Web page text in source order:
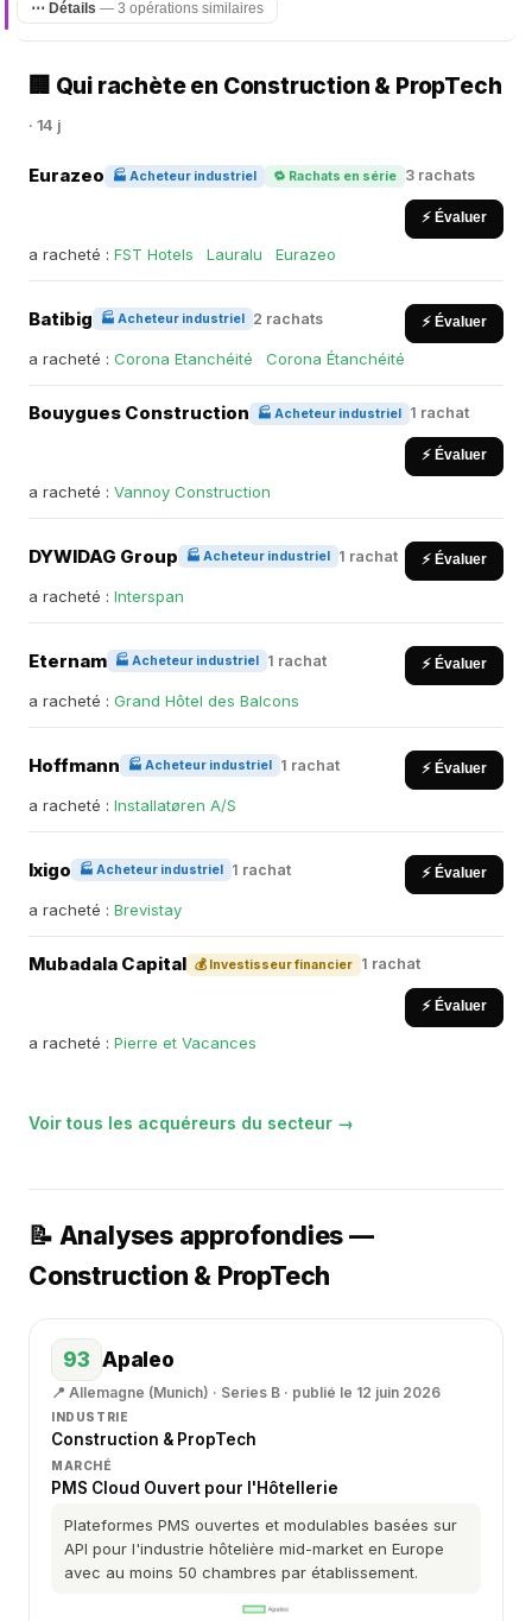
⋯ Détails — 3 opérations similaires
🏢 Qui rachète en Construction & PropTech
· 14 j
Eurazeo 🏭 Acheteur industriel 🔁 Rachats en série 3 rachats
⚡ Évaluer
a racheté : FST Hotels Lauralu Eurazeo
Batibig 🏭 Acheteur industriel 2 rachats ⚡ Évaluer
a racheté : Corona Etanchéité Corona Étanchéité
Bouygues Construction 🏭 Acheteur industriel 1 rachat
⚡ Évaluer
a racheté : Vannoy Construction
DYWIDAG Group 🏭 Acheteur industriel 1 rachat ⚡ Évaluer
a racheté : Interspan
Eternam 🏭 Acheteur industriel 1 rachat ⚡ Évaluer
a racheté : Grand Hôtel des Balcons
Hoffmann 🏭 Acheteur industriel 1 rachat ⚡ Évaluer
a racheté : Installatøren A/S
Ixigo 🏭 Acheteur industriel 1 rachat ⚡ Évaluer
a racheté : Brevistay
Mubadala Capital 💰 Investisseur financier 1 rachat
⚡ Évaluer
a racheté : Pierre et Vacances
Voir tous les acquéreurs du secteur →
📝 Analyses approfondies —
Construction & PropTech
93 Apaleo
📍 Allemagne (Munich) · Series B · publié le 12 juin 2026
INDUSTRIE
Construction & PropTech
MARCHÉ
PMS Cloud Ouvert pour l'Hôtellerie
Plateformes PMS ouvertes et modulables basées sur
API pour l'industrie hôtelière mid-market en Europe
avec au moins 50 chambres par établissement.